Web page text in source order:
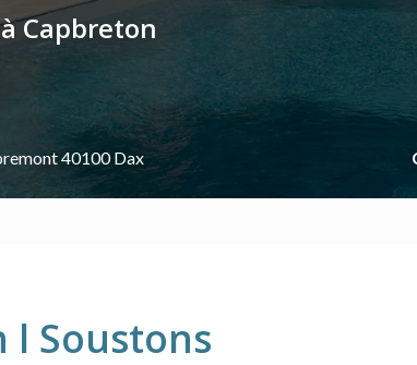
Capbreton
40100 Dax
l Soustons